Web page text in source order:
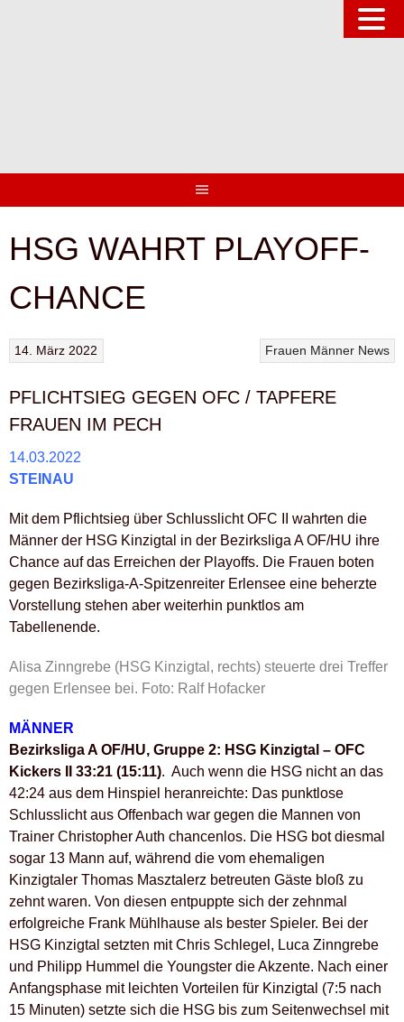
HSG WAHRT PLAYOFF-
CHANCE
Frauen Männer News
14. März 2022
PFLICHTSIEG GEGEN OFC / TAPFERE
FRAUEN IM PECH
14.03.2022
STEINAU
Mit dem Pflichtsieg über Schlusslicht OFC II wahrten die
Männer der HSG Kinzigtal in der Bezirksliga A OF/HU ihre
Chance auf das Erreichen der Playoffs. Die Frauen boten
gegen Bezirksliga-A-Spitzenreiter Erlensee eine beherzte
Vorstellung stehen aber weiterhin punktlos am
Tabellenende.
Alisa Zinngrebe (HSG Kinzigtal, rechts) steuerte drei Treffer
gegen Erlensee bei. Foto: Ralf Hofacker
MÄNNER
Bezirksliga A OF/HU, Gruppe 2: HSG Kinzigtal – OFC
Kickers II 33:21 (15:11). Auch wenn die HSG nicht an das
42:24 aus dem Hinspiel heranreichte: Das punktlose
Schlusslicht aus Offenbach war gegen die Mannen von
Trainer Christopher Auth chancenlos. Die HSG bot diesmal
sogar 13 Mann auf, während die vom ehemaligen
Kinzigtaler Thomas Masztalerz betreuten Gäste bloß zu
zehnt waren. Von diesen entpuppte sich der zehnmal
erfolgreiche Frank Mühlhause als bester Spieler. Bei der
HSG Kinzigtal setzten mit Chris Schlegel, Luca Zinngrebe
und Philipp Hummel die Youngster die Akzente. Nach einer
Anfangsphase mit leichten Vorteilen für Kinzigtal (7:5 nach
15 Minuten) setzte sich die HSG bis zum Seitenwechsel mit